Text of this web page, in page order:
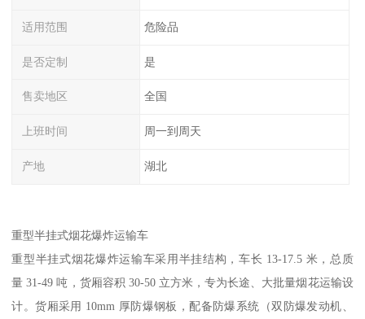
适用范围 危险品
是否定制 是
售卖地区 全国
上班时间 周一到周天
产地 湖北
重型半挂式烟花爆炸运输车​
重型半挂式烟花爆炸运输车采用半挂结构，车长 13-17.5 米，总质
量 31-49 吨，货厢容积 30-50 立方米，专为长途、大批量烟花运输设
计。货厢采用 10mm 厚防爆钢板，配备防爆系统（双防爆发动机、